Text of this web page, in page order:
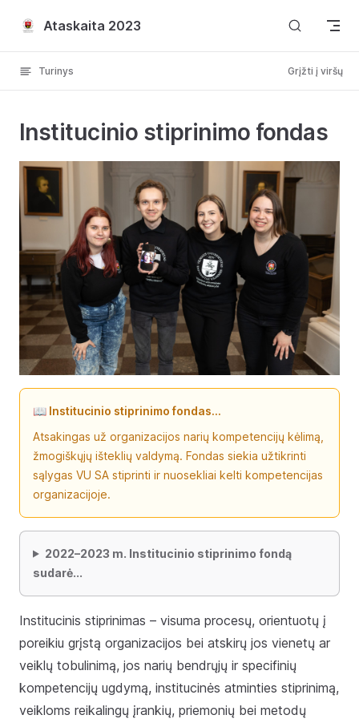
Skip to content
Ataskaita 2023
Turinys Grįžti į viršų
Institucinio stiprinimo fondas
📖 Institucinio stiprinimo fondas...
Atsakingas už organizacijos narių kompetencijų kėlimą,
žmogiškųjų išteklių valdymą. Fondas siekia užtikrinti
sąlygas VU SA stiprinti ir nuosekliai kelti kompetencijas
organizacijoje.
2022–2023 m. Institucinio stiprinimo fondą
sudarė...
Institucinis stiprinimas – visuma procesų, orientuotų į
poreikiu grįstą organizacijos bei atskirų jos vienetų ar
veiklų tobulinimą, jos narių bendrųjų ir specifinių
kompetencijų ugdymą, institucinės atminties stiprinimą,
veikloms reikalingų įrankių, priemonių bei metodų